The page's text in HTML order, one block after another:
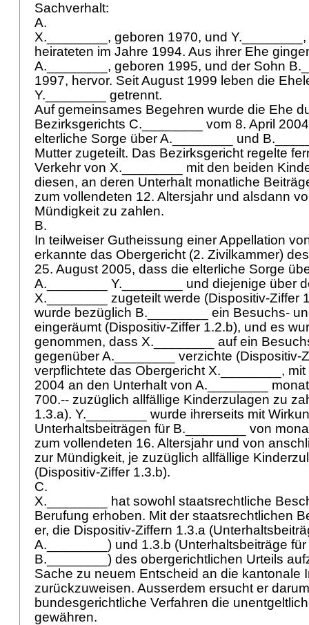
Sachverhalt:
A.
X.________, geboren 1970, und
heirateten im Jahre 1994. Aus ihrer Ehe
A.________, geboren 1995, und der Sohn
1997, hervor. Seit August 1999 leben die
Y.________ getrennt.
Auf gemeinsames Begehren wurde die Ehe
Bezirksgerichts C.________ vom 8. April
elterliche Sorge über A.________ und
Mutter zugeteilt. Das Bezirksgericht regelte
Verkehr von X.________ mit den beiden
diesen, an deren Unterhalt monatliche
zum vollendeten 12. Altersjahr und alsdann
Mündigkeit zu zahlen.
B.
In teilweiser Gutheissung einer Appellation
erkannte das Obergericht (2. Zivilkammer)
25. August 2005, dass die elterliche Sorge
A.________ Y.________ und diejenige über
X.________ zugeteilt werde (Dispositiv-Ziffer
wurde bezüglich B.________ ein Besuchs-
eingeräumt (Dispositiv-Ziffer 1.2.b), und es
genommen, dass X.________ auf ein
gegenüber A.________ verzichte (Dispositiv-
verpflichtete das Obergericht X.________,
2004 an den Unterhalt von A.________
700.-- zuzüglich allfällige Kinderzulagen zu
1.3.a). Y.________ wurde ihrerseits mit
Unterhaltsbeiträgen für B.________ von
zum vollendeten 16. Altersjahr und von
zur Mündigkeit, je zuzüglich allfällige
(Dispositiv-Ziffer 1.3.b).
C.
X.________ hat sowohl staatsrechtliche
Berufung erhoben. Mit der staatsrechtlichen
er, die Dispositiv-Ziffern 1.3.a
A.________) und 1.3.b (Unterhaltsbeiträge
B.________) des obergerichtlichen Urteils
Sache zu neuem Entscheid an die kantonale
zurückzuweisen. Ausserdem ersucht er
bundesgerichtliche Verfahren die
gewähren.